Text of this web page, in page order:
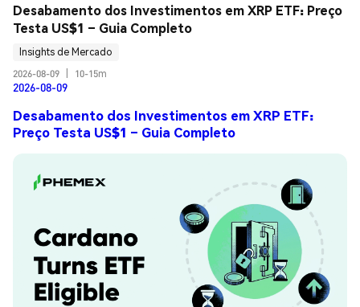
Desabamento dos Investimentos em XRP ETF: Preço
Testa US$1 – Guia Completo
Insights de Mercado
2026-08-09
10-15m
2026-08-09
Desabamento dos Investimentos em XRP ETF:
Preço Testa US$1 – Guia Completo